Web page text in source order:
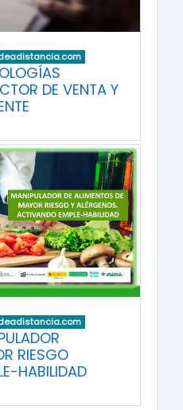
DE VENTA Y
RIESGO
HABILIDAD